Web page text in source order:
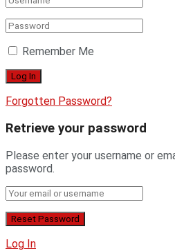
Remember Me
Forgotten Password?
Retrieve your password
Please enter your username or
password.
Log In